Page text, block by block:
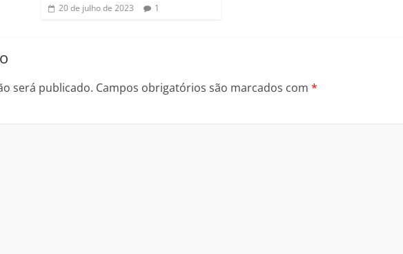
20 de julho de 2023 1
será publicado. Campos obrigatórios são marcados com *